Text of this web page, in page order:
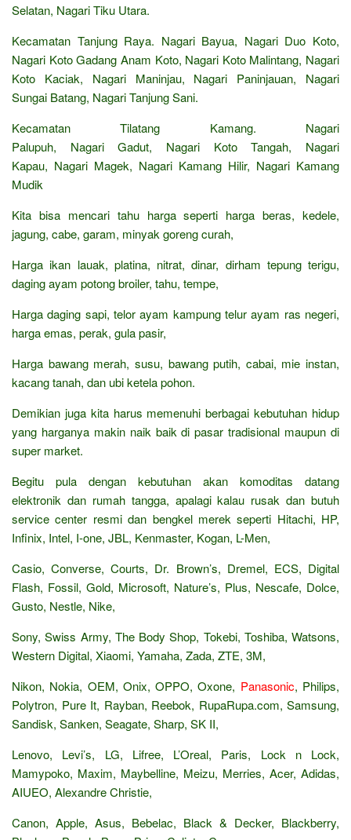
Selatan, Nagari Tiku Utara.
Kecamatan Tanjung Raya. Nagari Bayua, Nagari Duo Koto,
Nagari Koto Gadang Anam Koto, Nagari Koto Malintang, Nagari
Koto Kaciak, Nagari Maninjau, Nagari Paninjauan, Nagari
Sungai Batang, Nagari Tanjung Sani.
Kecamatan Tilatang Kamang. Nagari
Palupuh, Nagari Gadut, Nagari Koto Tangah, Nagari
Kapau, Nagari Magek, Nagari Kamang Hilir, Nagari Kamang
Mudik
Kita bisa mencari tahu harga seperti harga beras, kedele,
jagung, cabe, garam, minyak goreng curah,
Harga ikan lauak, platina, nitrat, dinar, dirham tepung terigu,
daging ayam potong broiler, tahu, tempe,
Harga daging sapi, telor ayam kampung telur ayam ras negeri,
harga emas, perak, gula pasir,
Harga bawang merah, susu, bawang putih, cabai, mie instan,
kacang tanah, dan ubi ketela pohon.
Demikian juga kita harus memenuhi berbagai kebutuhan hidup
yang harganya makin naik baik di pasar tradisional maupun di
super market.
Begitu pula dengan kebutuhan akan komoditas datang
elektronik dan rumah tangga, apalagi kalau rusak dan butuh
service center resmi dan bengkel merek seperti Hitachi, HP,
Infinix, Intel, I-one, JBL, Kenmaster, Kogan, L-Men,
Casio, Converse, Courts, Dr. Brown’s, Dremel, ECS, Digital
Flash, Fossil, Gold, Microsoft, Nature’s, Plus, Nescafe, Dolce,
Gusto, Nestle, Nike,
Sony, Swiss Army, The Body Shop, Tokebi, Toshiba, Watsons,
Western Digital, Xiaomi, Yamaha, Zada, ZTE, 3M,
Nikon, Nokia, OEM, Onix, OPPO, Oxone, Panasonic, Philips,
Polytron, Pure It, Rayban, Reebok, RupaRupa.com, Samsung,
Sandisk, Sanken, Seagate, Sharp, SK II,
Lenovo, Levi’s, LG, Lifree, L’Oreal, Paris, Lock n Lock,
Mamypoko, Maxim, Maybelline, Meizu, Merries, Acer, Adidas,
AIUEO, Alexandre Christie,
Canon, Apple, Asus, Bebelac, Black & Decker, Blackberry,